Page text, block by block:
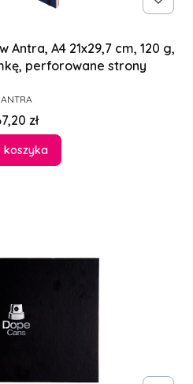
A4 21x29,7 cm, 120 g,
perforowane strony
PRODUCENT
ANTRA
zł
koszyka